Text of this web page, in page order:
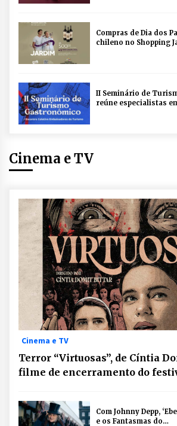
Compras de Dia dos
chileno no Shopping
II Seminário de
reúne especialistas
Cinema e TV
Cinema e TV
Terror “Virtuosas”, de Cíntia
filme de encerramento do
Com Johnny Depp,
e os Fantasmas do